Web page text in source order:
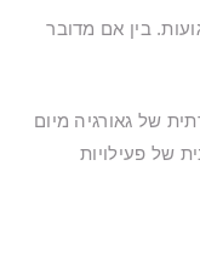
בין אם מדובר
של גאורגיה מיום
של פעילויות